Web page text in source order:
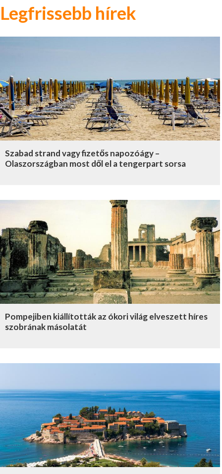
Legfrissebb hírek
Szabad strand vagy fizetős napozóágy –
Olaszországban most dől el a tengerpart sorsa
Pompejiben kiállították az ókori világ elveszett híres
szobrának másolatát